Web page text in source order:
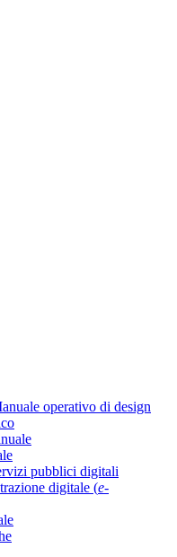
operativo di design
pubblici digitali
digitale (e-